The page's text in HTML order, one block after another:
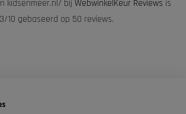
kidsenmeer.nl/ bij WebwinkelKeur Reviews is
10 gebaseerd op 50 reviews.